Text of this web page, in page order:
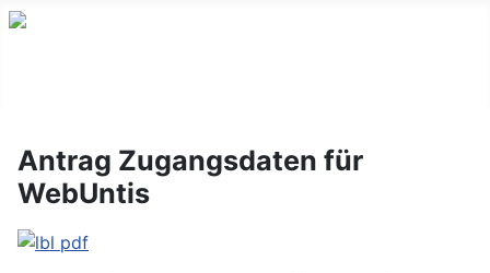
Antrag Zugangsdaten für
WebUntis